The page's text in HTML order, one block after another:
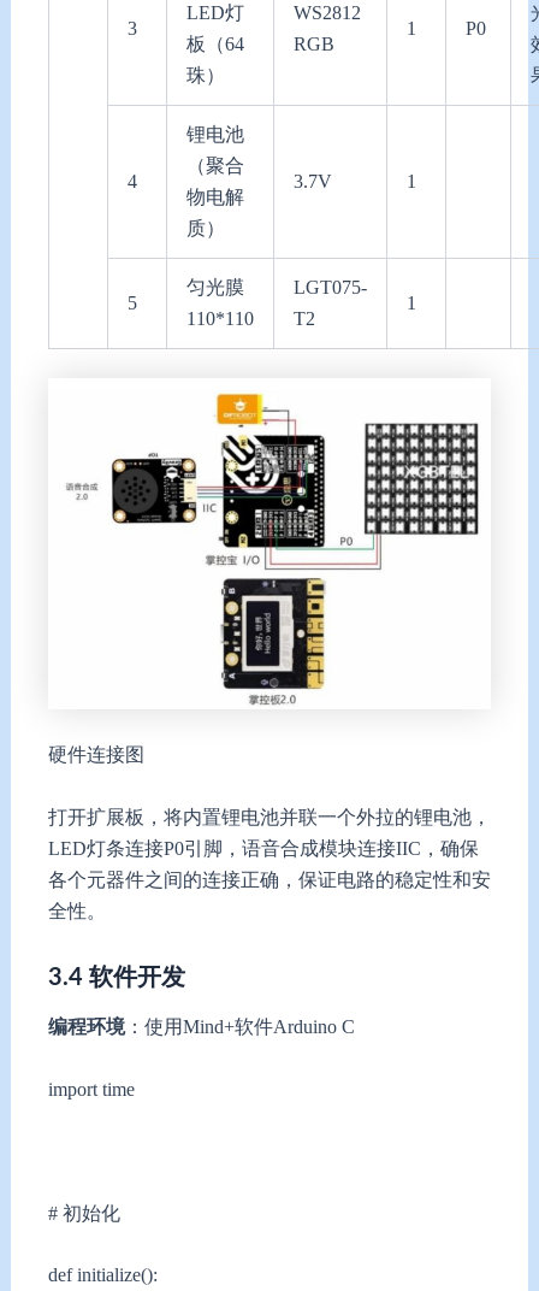
3
LED灯
板（64
珠）
WS2812
RGB
1 P0
4
锂电池
（聚合
物电解
质）
3.7V 1
5
匀光膜
110*110
LGT075-
T2
1
硬件连接图
打开扩展板，将内置锂电池并联一个外拉的锂电池，
LED灯条连接P0引脚，语音合成模块连接IIC，确保
各个元器件之间的连接正确，保证电路的稳定性和安
全性。
3.4 软件开发
编程环境：使用Mind+软件Arduino C
import time
# 初始化
def initialize():